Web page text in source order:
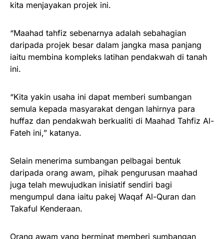
kita menjayakan projek ini.
“Maahad tahfiz sebenarnya adalah sebahagian
daripada projek besar dalam jangka masa panjang
iaitu membina kompleks latihan pendakwah di tanah
ini.
“Kita yakin usaha ini dapat memberi sumbangan
semula kepada masyarakat dengan lahirnya para
huffaz dan pendakwah berkualiti di Maahad Tahfiz Al-
Fateh ini,” katanya.
Selain menerima sumbangan pelbagai bentuk
daripada orang awam, pihak pengurusan maahad
juga telah mewujudkan inisiatif sendiri bagi
mengumpul dana iaitu pakej Waqaf Al-Quran dan
Takaful Kenderaan.
Orang awam yang berminat memberi sumbangan